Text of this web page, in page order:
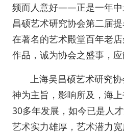
频而人意好——正是一年中
昌硕艺术研究协会第二届
在著名的艺术殿堂百年老
作品，诚为协会之盛事，应
上海吴昌硕艺术研究
神为主旨，影响所及，海
30多年发展，如今已是人
艺术实力雄厚，艺术潜力